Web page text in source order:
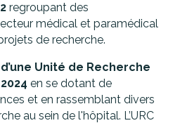
regroupant des
médical et paramédical
de recherche.
Unité de Recherche
en se dotant de
et en rassemblant divers
au sein de l'hôpital. L’URC